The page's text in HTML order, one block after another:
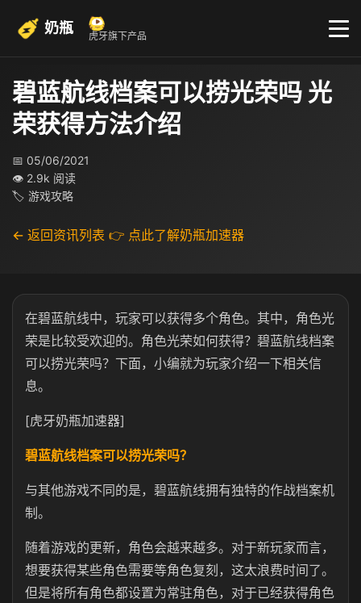
奶瓶 虎牙旗下产品
碧蓝航线档案可以捞光荣吗 光
荣获得方法介绍
📅 05/06/2021
👁 2.9k 阅读
🏷 游戏攻略
← 返回资讯列表 👉 点此了解奶瓶加速器
在碧蓝航线中，玩家可以获得多个角色。其中，角色光
荣是比较受欢迎的。角色光荣如何获得？碧蓝航线档案
可以捞光荣吗？下面，小编就为玩家介绍一下相关信
息。
[虎牙奶瓶加速器]
碧蓝航线档案可以捞光荣吗？
与其他游戏不同的是，碧蓝航线拥有独特的作战档案机
制。
随着游戏的更新，角色会越来越多。对于新玩家而言，
想要获得某些角色需要等角色复刻，这太浪费时间了。
但是将所有角色都设置为常驻角色，对于已经获得角色